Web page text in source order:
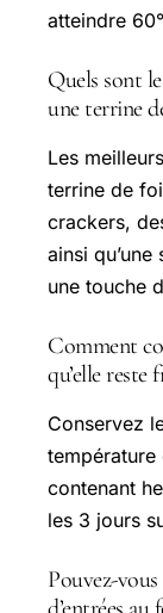
atteindre
Quels sont
une terrine
Les
terrine de
crackers,
ainsi
une touche
Comment
qu’elle reste
Conservez
température
contenant
les 3 jours
Pouvez-